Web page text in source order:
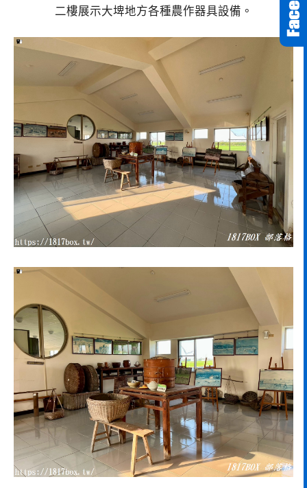
二樓展示大埤地方各種農作器具設備。